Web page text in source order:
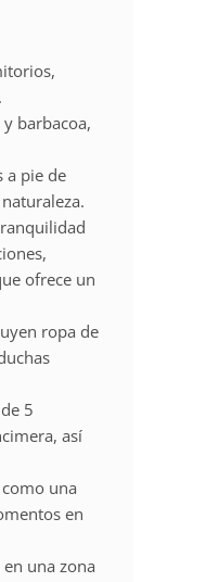
barbacoa,
a pie de
ofrece un
ropa de
5
así
una
en
una zona